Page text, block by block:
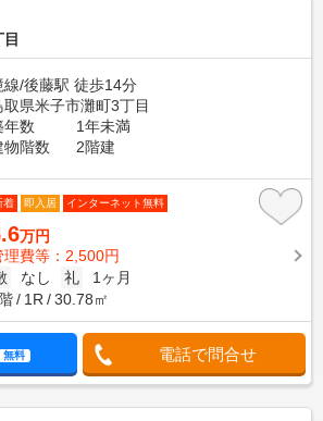
線/後藤駅 徒歩14分
取県米子市灘町3丁目
年数
1年未満
物階数
2階建
着 即入居 インターネット無料
万円
理費等：2,500円
なし 礼
1ヶ月
1R 30.78㎡
無料 電話で問合せ